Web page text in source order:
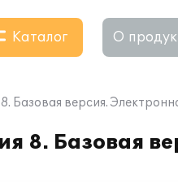
Каталог О
Базовая версия.
8. Базовая